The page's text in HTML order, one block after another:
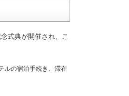
式典が開催され、こ
ルの宿泊手続き、滞在